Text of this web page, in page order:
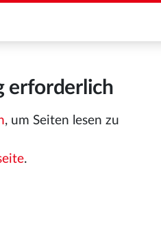
erforderlich
, um Seiten lesen zu
.